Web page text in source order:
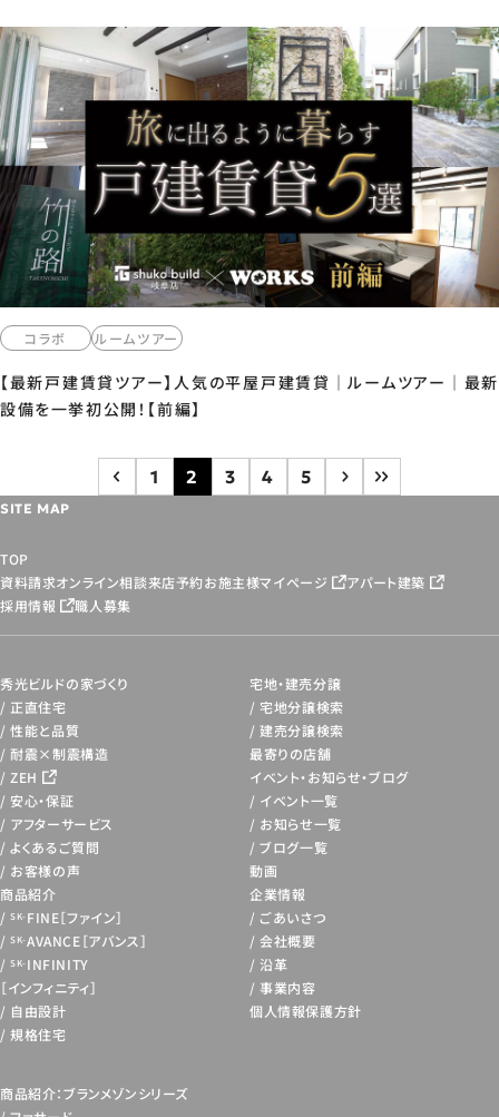
コラボ ルームツアー
【最新戸建賃貸ツアー】人気の平屋戸建賃貸｜ルームツアー｜最新
設備を一挙初公開！【前編】
1 2 3 4 5
SITE MAP
TOP
資料請求オンライン相談来店予約お施主様マイページ
アパート建築
採用情報
職人募集
秀光ビルドの家づくり
正直住宅
性能と品質
耐震×制震構造
ZEH
安心・保証
アフターサービス
よくあるご質問
お客様の声
商品紹介
SK-FINE［ファイン］
SK-AVANCE［アバンス］
SK-INFINITY
［インフィニティ］
自由設計
規格住宅
商品紹介：ブランメゾンシリーズ
宅地・建売分譲
宅地分譲検索
建売分譲検索
最寄りの店舗
イベント・お知らせ・ブログ
イベント一覧
お知らせ一覧
ブログ一覧
動画
企業情報
ごあいさつ
会社概要
沿革
事業内容
個人情報保護方針